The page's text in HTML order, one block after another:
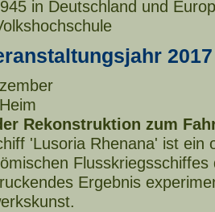
in Deutschland und
2017
Rekonstruktion zum
'Lusoria Rhenana' ist ein
Ergebnis